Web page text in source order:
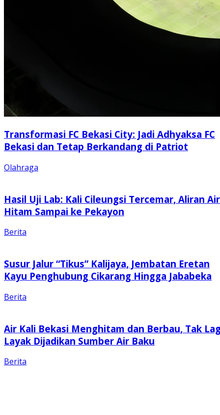
Transformasi FC Bekasi City: Jadi Adhyaksa FC
Bekasi dan Tetap Berkandang di Patriot
Olahraga
Hasil Uji Lab: Kali Cileungsi Tercemar, Aliran Air
Hitam Sampai ke Pekayon
Berita
Susur Jalur “Tikus” Kalijaya, Jembatan Eretan
Kayu Penghubung Cikarang Hingga Jababeka
Berita
Air Kali Bekasi Menghitam dan Berbau, Tak
Layak Dijadikan Sumber Air Baku
Berita